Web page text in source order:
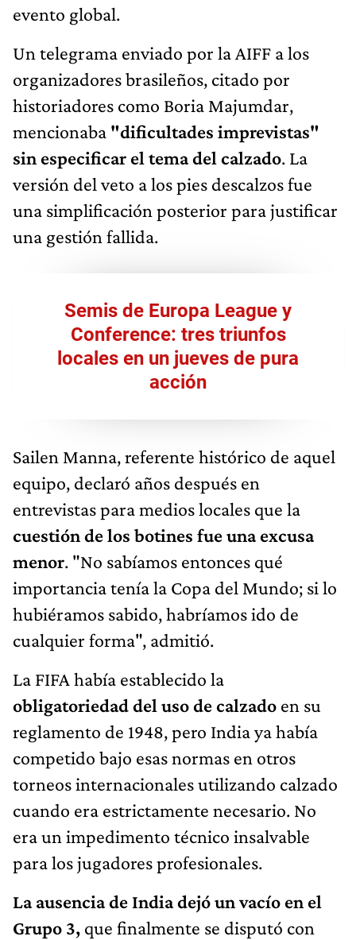
evento global.
Un telegrama enviado por la AIFF a los
organizadores brasileños, citado por
historiadores como Boria Majumdar,
mencionaba "dificultades imprevistas"
sin especificar el tema del calzado. La
versión del veto a los pies descalzos fue
una simplificación posterior para justificar
una gestión fallida.
Semis de Europa League y
Conference: tres triunfos
locales en un jueves de pura
acción
Sailen Manna, referente histórico de aquel
equipo, declaró años después en
entrevistas para medios locales que la
cuestión de los botines fue una excusa
menor. "No sabíamos entonces qué
importancia tenía la Copa del Mundo; si lo
hubiéramos sabido, habríamos ido de
cualquier forma", admitió.
La FIFA había establecido la
obligatoriedad del uso de calzado en su
reglamento de 1948, pero India ya había
competido bajo esas normas en otros
torneos internacionales utilizando calzado
cuando era estrictamente necesario. No
era un impedimento técnico insalvable
para los jugadores profesionales.
La ausencia de India dejó un vacío en el
Grupo 3, que finalmente se disputó con